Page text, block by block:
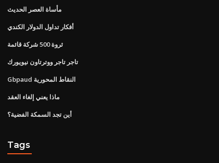
مأساة العصر الحديث
أفكار تداول الدولار الكندي
ثروة 500 شركة قائمة
تاجر تاجر ووترتاون نيويورك
Gbpaud النقاط المحورية
ماذا يعني إلغاء العقد
أين تجد السمكة الفضية؟
Tags